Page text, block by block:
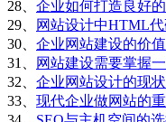
28、 企业如何打造良好
29、
网站设计中HTML
30、 企业网站建设的价
31、
网站建设需要掌握
32、 企业网站设计的现
33、 现代企业做网站的